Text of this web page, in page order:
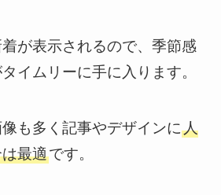
着が表示されるので、季節感
イムリーに手に入ります。
も多く記事やデザインに人
最適です。